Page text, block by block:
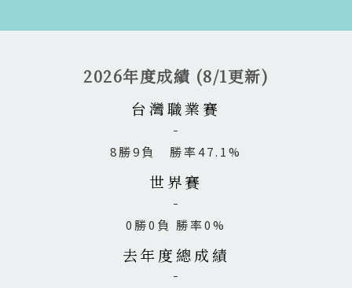
2026年度成績 (8/1更新)
台灣職業賽
8勝9負 勝率47.1%
世界賽
0勝0負 勝率0%
去年度總成績